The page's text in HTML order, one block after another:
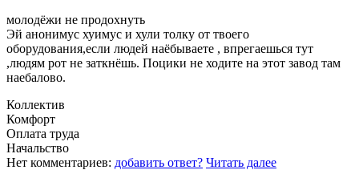
молодёжи не продохнуть
Эй анонимус хуимус и хули толку от твоего
оборудования,если людей наёбываете , впрегаешься тут
,людям рот не заткнёшь. Поцики не ходите на этот завод там
наебалово.
Коллектив
Комфорт
Оплата труда
Начальство
Нет комментариев: добавить ответ? Читать далее